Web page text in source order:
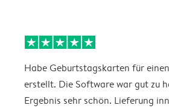
Habe Geburtstagskarten für
erstellt. Die Software war gut zu
Ergebnis sehr schön. Lieferung